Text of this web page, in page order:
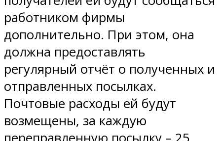
работником фирмы
дополнительно. При этом, она
должна предоставлять
регулярный отчёт о полученных и
отправленных посылках.
Почтовые расходы ей будут
возмещены, за каждую